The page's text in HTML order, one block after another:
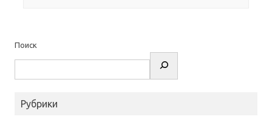
Поиск
Рубрики